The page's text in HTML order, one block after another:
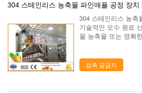
304 스테인리스 농축물 파인애플 공정 장치
304 스테인리스 농축
기술적인 모수 원료
물 농축물 또는 명확
병/애완 동물 ...
접촉 공급자